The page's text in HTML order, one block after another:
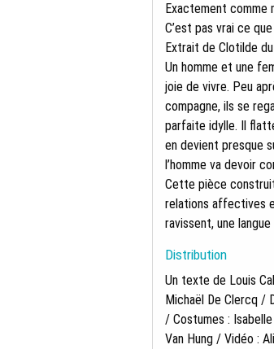
Exactement comme
C’est pas vrai ce
Extrait de Clotilde
Un homme et une
joie de vivre. Peu
compagne, ils se
parfaite idylle. Il
en devient presque
l’homme va devoir
Cette pièce
relations affectives
ravissent, une
Distribution
Un texte de Louis
Michaël De Clercq /
/ Costumes :
Van Hung / Vidéo :